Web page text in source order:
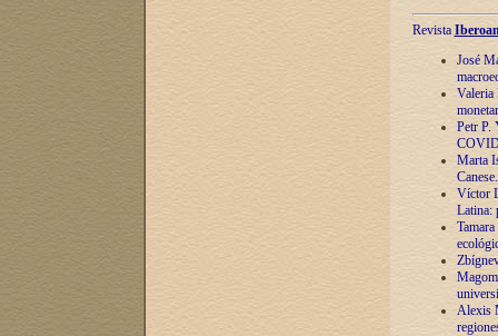
Revista
José
Valeria
Petr P.
Marta
Víctor
Latina:
Alexis